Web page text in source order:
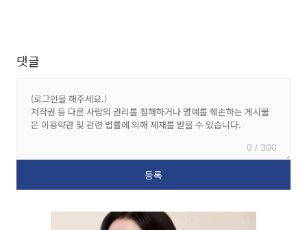
댓글
0 / 300